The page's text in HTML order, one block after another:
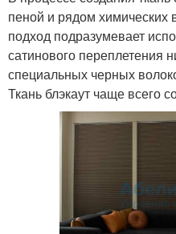
пеной и рядом
подход подразумевает
сатинового переплетения
специальных черных
Ткань блэкаут чаще всего